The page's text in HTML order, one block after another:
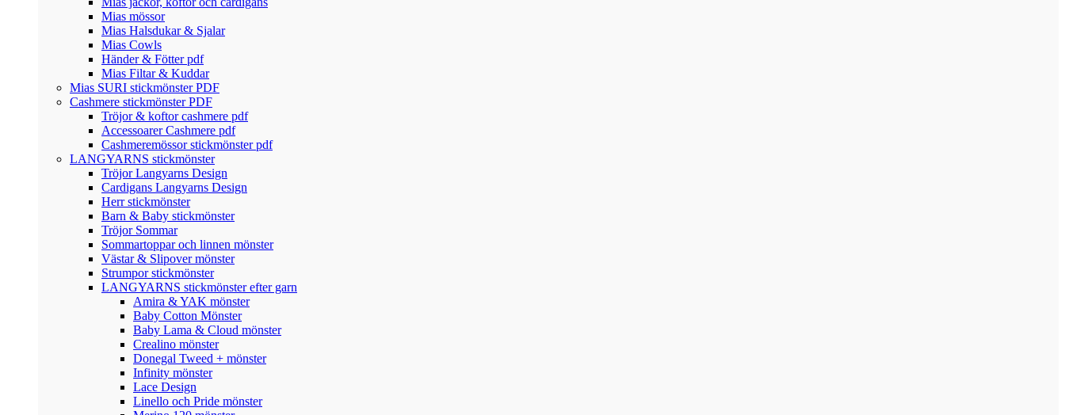
Mias mössor
Mias Halsdukar & Sjalar
Mias Cowls
Händer & Fötter pdf
Mias Filtar & Kuddar
Mias SURI stickmönster PDF
Cashmere stickmönster PDF
Tröjor & koftor cashmere pdf
Accessoarer Cashmere pdf
Cashmeremössor stickmönster pdf
LANGYARNS stickmönster
Tröjor Langyarns Design
Cardigans Langyarns Design
Herr stickmönster
Barn & Baby stickmönster
Tröjor Sommar
Sommartoppar och linnen mönster
Västar & Slipover mönster
Strumpor stickmönster
LANGYARNS stickmönster efter garn
Amira & YAK mönster
Baby Cotton Mönster
Baby Lama & Cloud mönster
Crealino mönster
Donegal Tweed + mönster
Infinity mönster
Lace Design
Linello och Pride mönster